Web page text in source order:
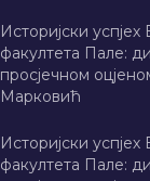
Историјски
факултета Пале:
просјечном
Марковић
Историјски
факултета Пале: